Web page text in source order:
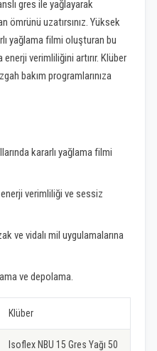
gres ile yağlayarak
ömrünü uzatırsınız. Yüksek
yağlama filmi oluşturan bu
verimliliğini artırır. Klüber
bakım programlarınıza
kararlı yağlama filmi
verimliliği ve sessiz
ve vidalı mil uygulamalarına
ve depolama.
Klüber
Isoflex NBU 15 Gres Yağı 50